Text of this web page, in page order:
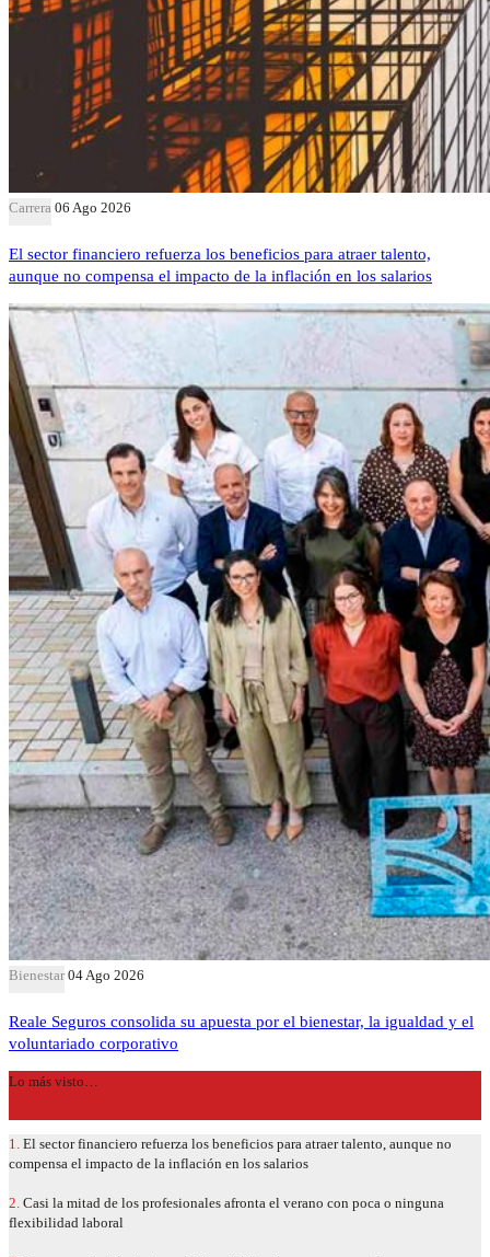
Carrera 06 Ago 2026
El sector financiero refuerza los beneficios para atraer talento,
aunque no compensa el impacto de la inflación en los salarios
Bienestar 04 Ago 2026
Reale Seguros consolida su apuesta por el bienestar, la igualdad y el
voluntariado corporativo
Lo más visto…
1. El sector financiero refuerza los beneficios para atraer talento, aunque no
compensa el impacto de la inflación en los salarios
2. Casi la mitad de los profesionales afronta el verano con poca o ninguna
flexibilidad laboral